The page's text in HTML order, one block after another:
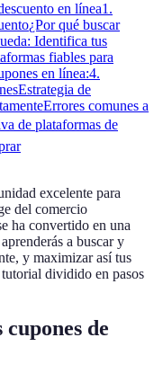
en línea1.
¿Por qué buscar
Identifica tus
fiables para
en línea:4.
Estrategia de
Errores comunes a
de plataformas de
excelente para
del comercio
ha convertido en una
a buscar y
y maximizar así tus
dividido en pasos
de